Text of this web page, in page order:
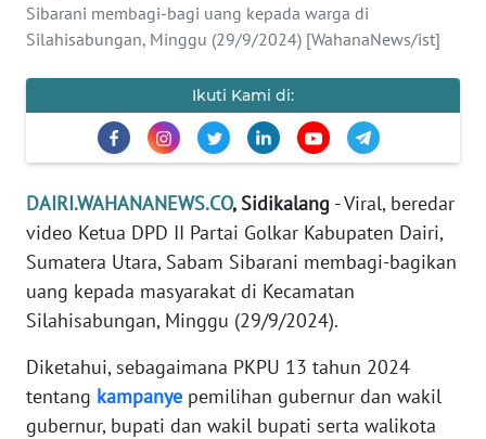
Sibarani membagi-bagi uang kepada warga di
Silahisabungan, Minggu (29/9/2024) [WahanaNews/ist]
Ikuti Kami di:
DAIRI.WAHANANEWS.CO, Sidikalang - Viral, beredar
video Ketua DPD II Partai Golkar Kabupaten Dairi,
Sumatera Utara, Sabam Sibarani membagi-bagikan
uang kepada masyarakat di Kecamatan
Silahisabungan, Minggu (29/9/2024).
Diketahui, sebagaimana PKPU 13 tahun 2024
tentang kampanye pemilihan gubernur dan wakil
gubernur, bupati dan wakil bupati serta walikota
INFO
IKLAN
KAMI
MEDIA
SIBER
REDAKSI
DISCLAIMER